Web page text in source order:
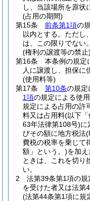
し、当該場所を原状
(占用の期間)
第15条
前条第1項の
以内とする。 ただし
は、この限りでない。
(権利の譲渡等の禁止)
第16条
本条例の規定
人に譲渡し、担保に
(使用料等)
第17条
第10条の規定
1項の規定による使
規定による占用の許
料又は占用料(以下「
63年法律第108号)に
びその額に地方税法(
費税の税率を乗じて
額」という。)を加
ときは、これを切り
い。
2
法第39条第1項の
を受けた者又は法第
(法第44条第1項に規